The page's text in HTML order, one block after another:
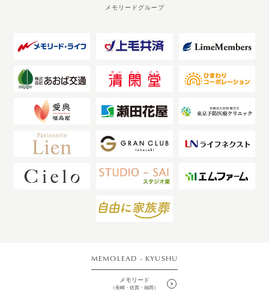
メモリードグループ
MEMOLEAD - KYUSHU
メモリード
（長崎・佐賀・福岡）